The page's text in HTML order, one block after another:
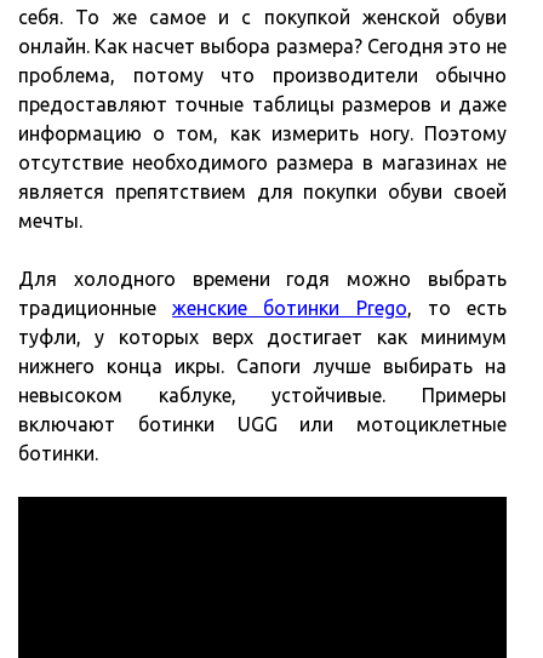
себя. То же самое и с покупкой женской обуви
онлайн. Как насчет выбора размера? Сегодня это не
проблема, потому что производители обычно
предоставляют точные таблицы размеров и даже
информацию о том, как измерить ногу. Поэтому
отсутствие необходимого размера в магазинах не
является препятствием для покупки обуви своей
мечты.
Для холодного времени годя можно выбрать
традиционныеженские ботинки Prego, то есть
туфли, у которых верх достигает как минимум
нижнего конца икры. Сапоги лучше выбирать на
невысоком каблуке, устойчивые. Примеры
включают ботинки UGG или мотоциклетные
ботинки.